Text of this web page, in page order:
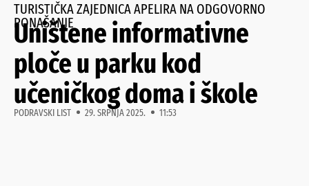
TURISTIČKA ZAJEDNICA APELIRA NA ODGOVORNO
PONAŠANJE
Uništene informativne
ploče u parku kod
učeničkog doma i škole
PODRAVSKI LIST 29. SRPNJA 2025. 11:53